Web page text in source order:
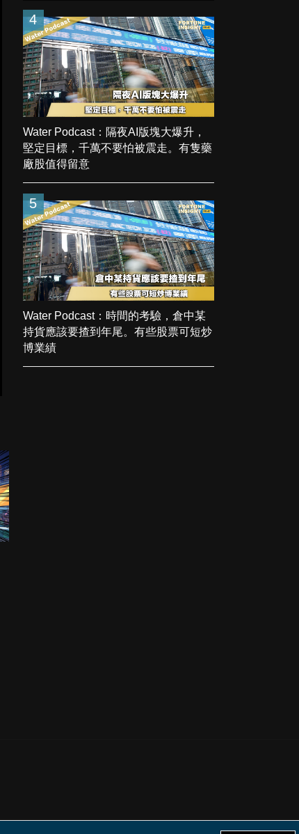
4
Water Podcast：隔夜AI版塊大爆升，
堅定目標，千萬不要怕被震走。有隻藥
廠股值得留意
5
Water Podcast：時間的考驗，倉中某
持貨應該要揸到年尾。有些股票可短炒
博業績